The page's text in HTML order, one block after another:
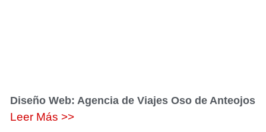
Diseño Web: Agencia de Viajes Oso de Anteojos
Leer Más >>